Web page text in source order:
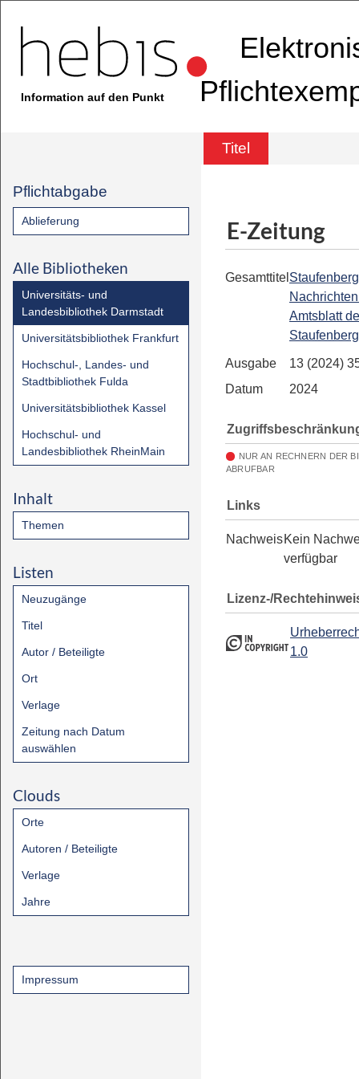
Information auf den Punkt
Titel
Pflichtabgabe
Ablieferung
Alle Bibliotheken
Universitäts- und
Landesbibliothek Darmstadt
Universitätsbibliothek Frankfurt
Hochschul-, Landes- und
Stadtbibliothek Fulda
Universitätsbibliothek Kassel
Hochschul- und
Landesbibliothek RheinMain
Inhalt
Themen
Listen
Neuzugänge
Titel
Autor / Beteiligte
Ort
Verlage
Zeitung nach Datum
auswählen
Clouds
Orte
Autoren / Beteiligte
Verlage
Jahre
Impressum
E-Zeitung
Gesamttitel
Amtsblatt
Staufenberg
Ausgabe
13 (2024)
Datum
2024
NUR AN RECHNERN DER
ABRUFBAR
Links
NachweisKein
verfügbar
Lizenz-/
1.0